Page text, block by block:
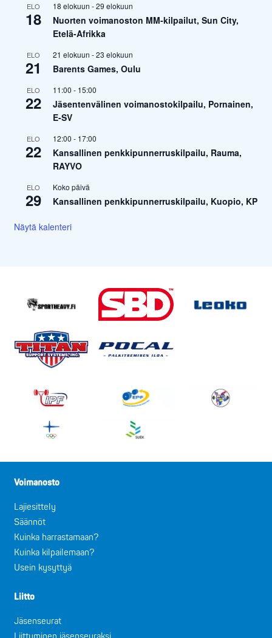
ELO
18
18 elokuun -29 elokuun
Nuorten voimanoston MM-kilpailut, Sun City,
Etelä-Afrikka
ELO
21
21 elokuun -23 elokuun
Barents Games, Oulu
ELO
22
11:00 - 15:00
Jäsentenvälinen voimanostokilpailu, Pornainen,
E-SV
ELO
22
12:00 - 17:00
Kansallinen penkkipunnerruskilpailu, Rauma,
RAYVO
ELO
29
Koko päivä
Kansallinen penkkipunnerruskilpailu, Kuopio, KP
Näytä kalenteri
Voimanosto
Lajiesittely
Säännöt
Kuinka harrastamaan?
Kuinka kilpailemaan?
Usein kysyttyä
Liitto
Jäsenseurat